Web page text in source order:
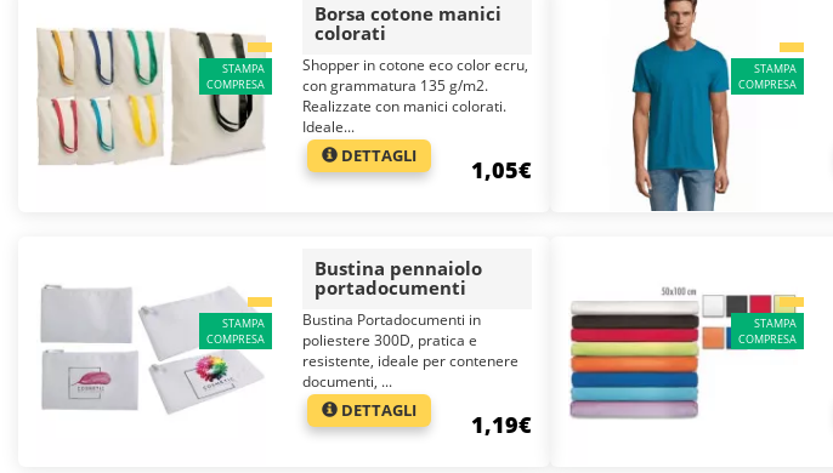
STAMPA
COMPRESA
Borsa cotone manici
colorati
Shopper in cotone eco color ecru,
con grammatura 135 g/m2.
Realizzate con manici colorati.
Ideale...
DETTAGLI 1,05€
STAMPA
COMPRESA
STAMPA
COMPRESA
Bustina pennaiolo
portadocumenti
Bustina Portadocumenti in
poliestere 300D, pratica e
resistente, ideale per contenere
documenti, ...
DETTAGLI 1,19€
STAMPA
COMPRESA